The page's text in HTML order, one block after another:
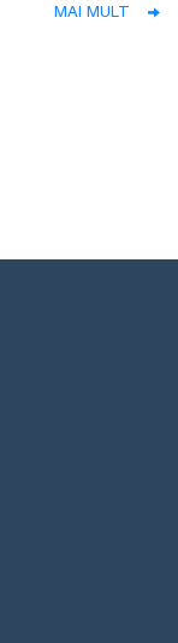
MAI MULT